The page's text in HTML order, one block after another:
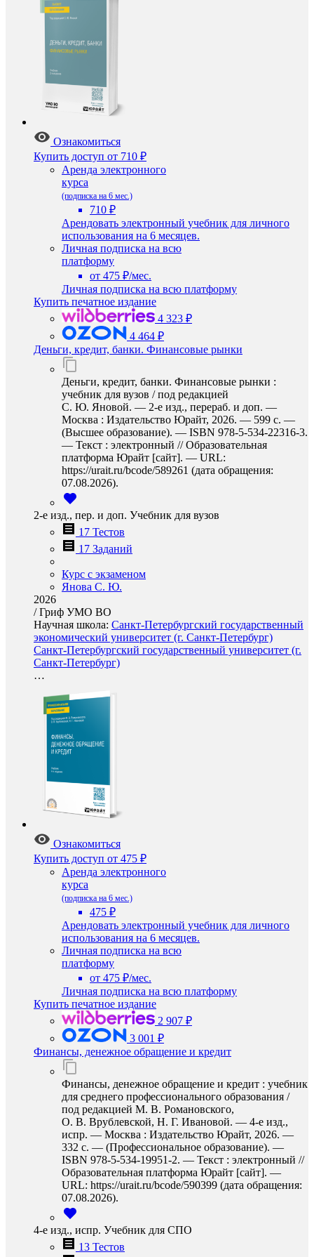
Ознакомиться
Купить доступ от 710 ₽
Аренда электронного
курса
(подписка на 6 мес.)
710 ₽
Арендовать электронный учебник для личного
использования на 6 месяцев.
Личная подписка на всю
платформу
от 475 ₽/мес.
Личная подписка на всю платформу
Купить печатное издание
4 323 ₽
4 464 ₽
Деньги, кредит, банки. Финансовые рынки
Деньги, кредит, банки. Финансовые рынки :
учебник для вузов / под редакцией
С. Ю. Яновой. — 2-е изд., перераб. и доп. —
Москва : Издательство Юрайт, 2026. — 599 с. —
(Высшее образование). — ISBN 978-5-534-22316-3.
— Текст : электронный // Образовательная
платформа Юрайт [сайт]. — URL:
https://urait.ru/bcode/589261 (дата обращения:
07.08.2026).
2-е изд., пер. и доп. Учебник для вузов
17 Тестов
17 Заданий
Курс с экзаменом
Янова С. Ю.
2026
/Гриф УМО ВО
Научная школа: Санкт-Петербургский государственный
экономический университет (г. Санкт-Петербург)
Санкт-Петербургский государственный университет (г.
Санкт-Петербург)
…
Ознакомиться
Купить доступ от 475 ₽
Аренда электронного
курса
(подписка на 6 мес.)
475 ₽
Арендовать электронный учебник для личного
использования на 6 месяцев.
Личная подписка на всю
платформу
от 475 ₽/мес.
Личная подписка на всю платформу
Купить печатное издание
2 907 ₽
3 001 ₽
Финансы, денежное обращение и кредит
Финансы, денежное обращение и кредит : учебник
для среднего профессионального образования /
под редакцией М. В. Романовского,
О. В. Врублевской, Н. Г. Ивановой. — 4-е изд.,
испр. — Москва : Издательство Юрайт, 2026. —
332 с. — (Профессиональное образование). —
ISBN 978-5-534-19951-2. — Текст : электронный //
Образовательная платформа Юрайт [сайт]. —
URL: https://urait.ru/bcode/590399 (дата обращения:
07.08.2026).
4-е изд., испр. Учебник для СПО
13 Тестов